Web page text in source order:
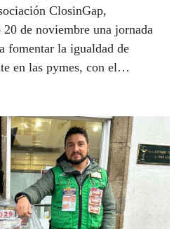
ClosinGap,
de noviembre una jornada
fomentar la igualdad de
en las pymes, con el